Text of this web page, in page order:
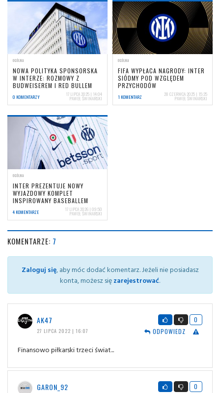
OGÓLNA
NOWA POLITYKA SPONSORSKA
W INTERZE: ROZMOWY Z
BUDWEISEREM I RED BULLEM
0 KOMENTARZY 17 LIPCA 2025 | 14:04
PAWEŁ ŚWINARSKI
OGÓLNA
FIFA WYPŁACA NAGRODY: INTER
SIÓDMY POD WZGLĘDEM
PRZYCHODÓW
1 KOMENTARZ 28 CZERWCA 2025 | 15:25
PAWEŁ ŚWINARSKI
OGÓLNA
INTER PREZENTUJE NOWY
WYJAZDOWY KOMPLET
INSPIROWANY BASEBALLEM
4 KOMENTARZE 17 LIPCA 2026 | 09:50
PAWEŁ ŚWINARSKI
KOMENTARZE: 7
Zaloguj się, aby móc dodać komentarz. Jeżeli nie posiadasz
konta, możesz sięzarejestrować.
AK47
27 LIPCA 2022 | 16:07
0
ODPOWIEDZ
Finansowo piłkarski trzeci świat...
GARON_92
0